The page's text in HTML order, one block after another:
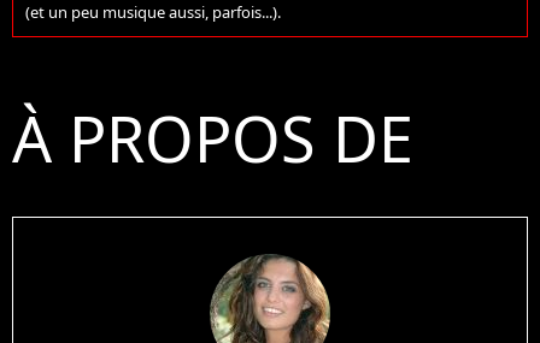
(et un peu musique aussi, parfois...).
À PROPOS DE